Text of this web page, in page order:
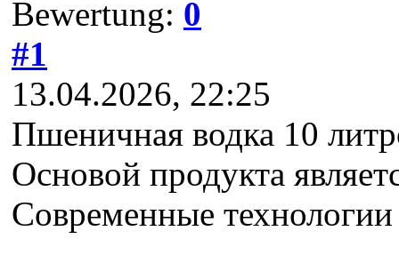
Bewertung: 0
#1
13.04.2026, 22:25
Пшеничная водка 10
Основой продукта
Современные технологии